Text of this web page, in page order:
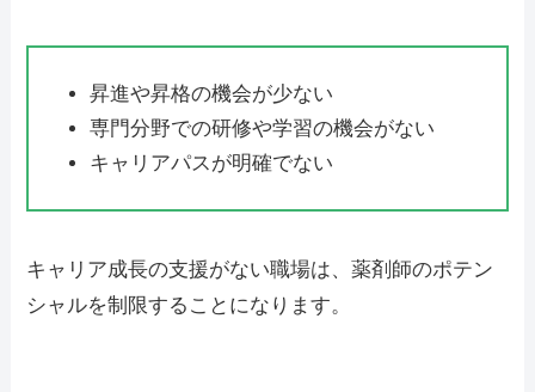
昇進や昇格の機会が少ない
専門分野での研修や学習の機会がない
キャリアパスが明確でない
キャリア成長の支援がない職場は、薬剤師のポテン
シャルを制限することになります。